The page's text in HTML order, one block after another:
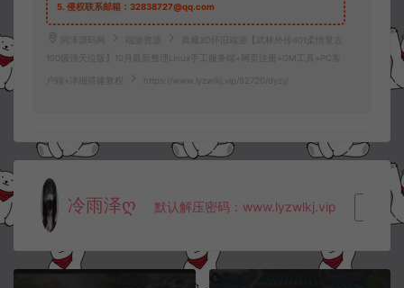
5. 侵权联系邮箱：32838727@qq.com
阿泽源码网 端游资源
典藏3D怀旧端游【武林外传401柔情复古
100级强天位版】10月最新整理Linux手工服务端+网页注册+GM工具+PC客
户端+详细搭建教程 https://www.lyzwlkj.vip/52720/dyzy/
冷雨泽ღ 默认解压密码：www.lyzwlkj.vip 复